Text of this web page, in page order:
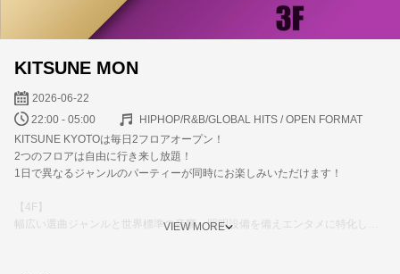
KITSUNE MON
2026-06-22
22:00 - 05:00
HIPHOP/R&B/GLOBAL HITS / OPEN FORMAT
KITSUNE KYOTOは毎日2フロアオープン！
2つのフロアは自由に行き来し放題！
1日で異なるジャンルのパーティーが同時にお楽しみいただけます！
【4F】
幅広い選曲ジャンルと世界標準の音響、照明設備を備えエンタメに特化した
VIEW MORE